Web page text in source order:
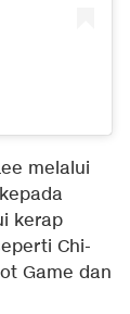
melalui
kerap
Chi-
Game dan